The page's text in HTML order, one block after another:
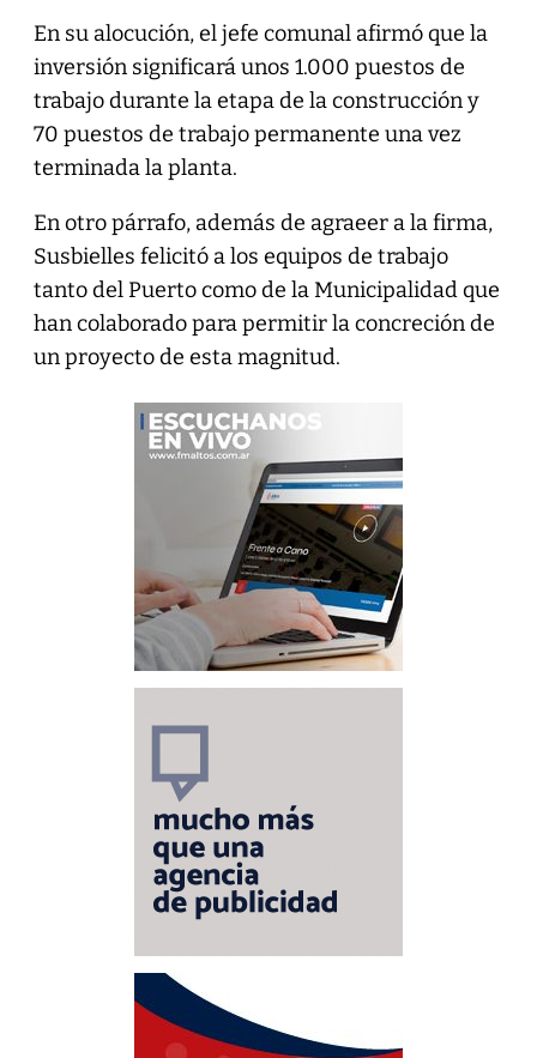
En su alocución, el jefe comunal afirmó que la
inversión significará unos 1.000 puestos de
trabajo durante la etapa de la construcción y
70 puestos de trabajo permanente una vez
terminada la planta.
En otro párrafo, además de agraeer a la firma,
Susbielles felicitó a los equipos de trabajo
tanto del Puerto como de la Municipalidad que
han colaborado para permitir la concreción de
un proyecto de esta magnitud.